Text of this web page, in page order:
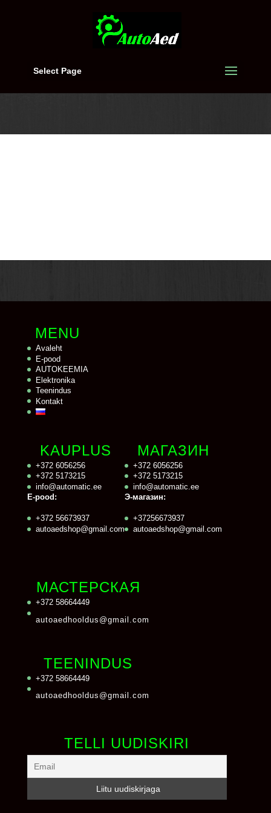
Select Page
MENU
Avaleht
E-pood
AUTOKEEMIA
Elektronika
Teenindus
Kontakt
KAUPLUS
+372 6056256
+372 5173215
info@automatic.ee
E-pood:
+372 56673937
autoaedshop@gmail.com
МАГАЗИН
+372 6056256
+372 5173215
info@automatic.ee
Э-магазин:
+37256673937
autoaedshop@gmail.com
МАСТЕРСКАЯ
+372 58664449
autoaedhooldus@gmail.com
TEENINDUS
+372 58664449
autoaedhooldus@gmail.com
TELLI UUDISKIRI